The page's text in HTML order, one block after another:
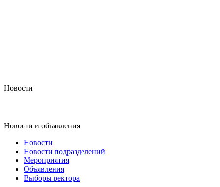
Новости
Новости и объявления
Новости
Новости подразделений
Мероприятия
Объявления
Выборы ректора